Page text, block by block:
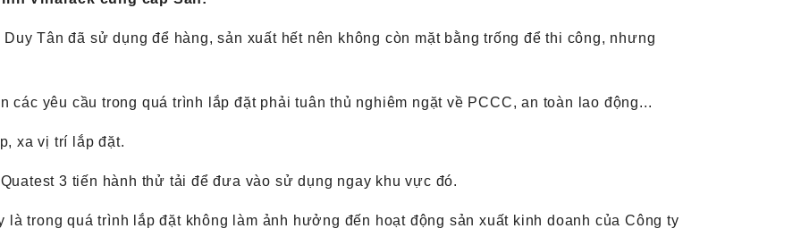
Tân đã sử dụng để hàng, sản xuất hết nên không còn mặt bằng trống để thi công, nhưng
các yêu cầu trong quá trình lắp đặt phải tuân thủ nghiêm ngặt về PCCC, an toàn lao động...
xa vị trí lắp đặt.
3 tiến hành thử tải để đưa vào sử dụng ngay khu vực đó.
trong quá trình lắp đặt không làm ảnh hưởng đến hoạt động sản xuất kinh doanh của Công ty